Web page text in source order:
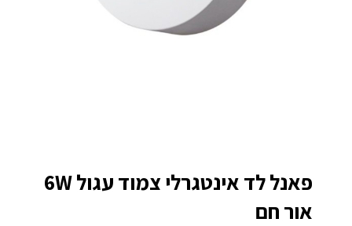
פאנל לד אינטגרלי צמוד עגול 6W
אור חם